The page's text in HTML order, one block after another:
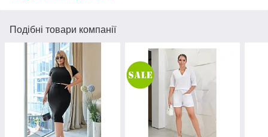
Подібні товари компанії